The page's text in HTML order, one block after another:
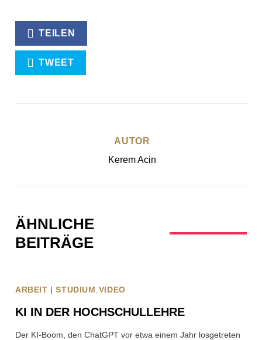
TEILEN
TWEET
AUTOR
Kerem Acin
ÄHNLICHE
BEITRÄGE
ARBEIT | STUDIUM VIDEO
KI IN DER HOCHSCHULLEHRE
Der KI-Boom, den ChatGPT vor etwa einem Jahr losgetreten